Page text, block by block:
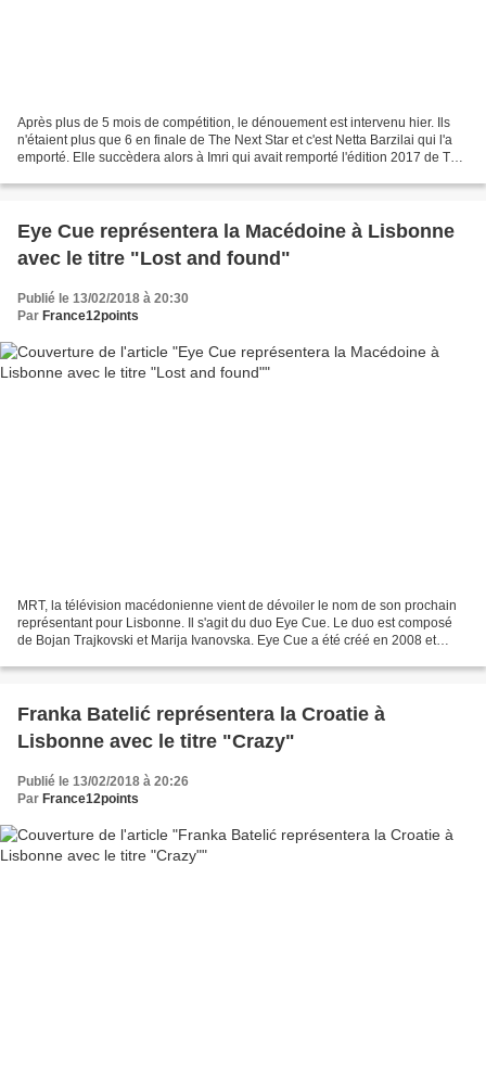
Après plus de 5 mois de compétition, le dénouement est intervenu hier. Ils
n'étaient plus que 6 en finale de The Next Star et c'est Netta Barzilai qui l'a
emporté. Elle succèdera alors à Imri qui avait remporté l'édition 2017 de The
Eye Cue représentera la Macédoine à Lisbonne
avec le titre "Lost and found"
Publié le 13/02/2018 à 20:30
Par France12points
MRT, la télévision macédonienne vient de dévoiler le nom de son prochain
représentant pour Lisbonne. Il s'agit du duo Eye Cue. Le duo est composé
de Bojan Trajkovski et Marija Ivanovska. Eye Cue a été créé en 2008 et
Franka Batelić représentera la Croatie à
Lisbonne avec le titre "Crazy"
Publié le 13/02/2018 à 20:26
Par France12points